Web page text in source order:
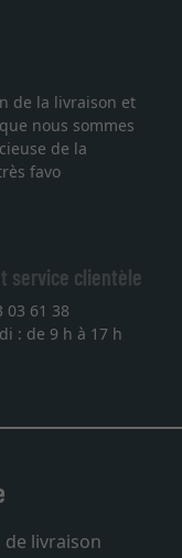
de la livraison et
nous sommes
de la
favo
service clientèle
03 61 38
: de 9 h à 17 h
de livraison